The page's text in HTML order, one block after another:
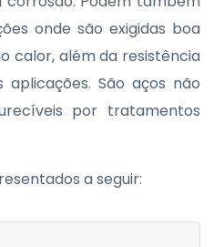
onde são exigidas boa
calor, além da resistência
São aços não
por tratamentos
a seguir: